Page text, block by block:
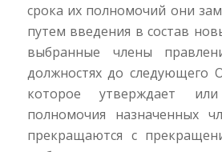
срока их полномочий они
путем введения в состав
выбранные члены
должностях до следующего
которое утверждает
полномочия назначенных
прекращаются с